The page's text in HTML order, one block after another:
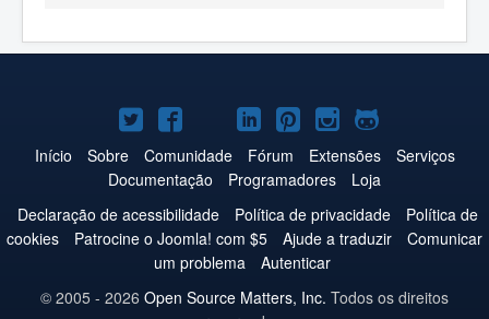
Joomla!
no
Twitter
Joomla!
no
Facebook
Joomla!
no
YouTube
Joomla!
no
LinkedIn
Joomla!
no
Pinterest
Joomla!
no
Instagram
Joomla!
no
GitHub
Início Sobre Comunidade Fórum Extensões
Serviços
Documentação
Programadores
Loja
Declaração de acessibilidade
Política de privacidade
Política de
cookies
Patrocine o Joomla! com $5 Ajude a traduzir
Comunicar
um problema
Autenticar
© 2005 - 2026 Open Source Matters, Inc. Todos os direitos